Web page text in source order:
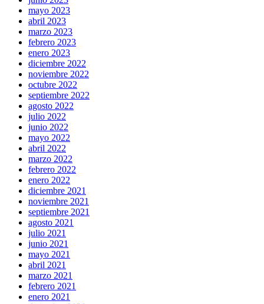
mayo 2023
abril 2023
marzo 2023
febrero 2023
enero 2023
diciembre 2022
noviembre 2022
octubre 2022
septiembre 2022
agosto 2022
julio 2022
junio 2022
mayo 2022
abril 2022
marzo 2022
febrero 2022
enero 2022
diciembre 2021
noviembre 2021
septiembre 2021
agosto 2021
julio 2021
junio 2021
mayo 2021
abril 2021
marzo 2021
febrero 2021
enero 2021